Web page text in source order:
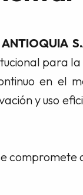
para
en el
y uso
compromete